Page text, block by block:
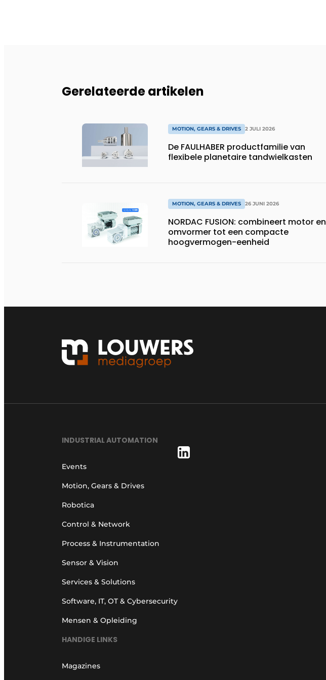
Gerelateerde artikelen
MOTION, GEARS & DRIVES 2 JULI 2026
De FAULHABER productfamilie van
flexibele planetaire tandwielkasten
MOTION, GEARS & DRIVES 26 JUNI 2026
NORDAC FUSION: combineert motor en
omvormer tot een compacte
hoogvermogen-eenheid
INDUSTRIAL AUTOMATION
Events
Motion, Gears & Drives
Robotica
Control & Network
Process & Instrumentation
Sensor & Vision
Services & Solutions
Software, IT, OT & Cybersecurity
Mensen & Opleiding
HANDIGE LINKS
Magazines